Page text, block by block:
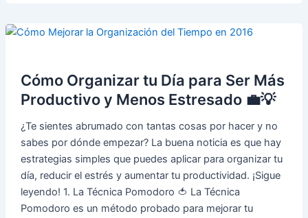
Historias
parejas:
amor,
y
vida
en
común
Cómo Organizar tu Día para Ser Más
Productivo y Menos Estresado 💼💡
¿Te sientes abrumado con tantas cosas por hacer y no
sabes por dónde empezar? La buena noticia es que hay
estrategias simples que puedes aplicar para organizar tu
día, reducir el estrés y aumentar tu productividad. ¡Sigue
leyendo! 1. La Técnica Pomodoro 🍅 La Técnica
Pomodoro es un método probado para mejorar tu